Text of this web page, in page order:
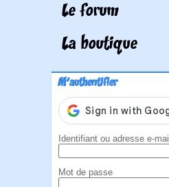
Le forum
La boutique
M'authentifier
Identifiant ou adresse e-mail
Mot de passe